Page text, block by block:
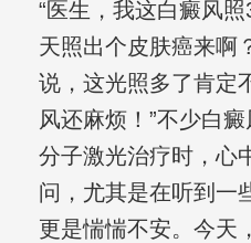
“医生，我这白癜风
天照出个皮肤癌来啊
说，这光照多了肯定
风还麻烦！”不少白
分子激光治疗时，心
问，尤其是在听到一
更是惴惴不安。今天